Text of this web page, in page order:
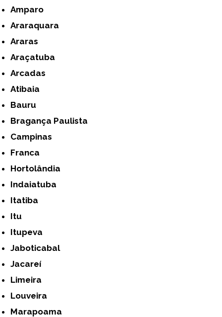
Amparo
Araraquara
Araras
Araçatuba
Arcadas
Atibaia
Bauru
Bragança Paulista
Campinas
Franca
Hortolândia
Indaiatuba
Itatiba
Itu
Itupeva
Jaboticabal
Jacareí
Limeira
Louveira
Marapoama